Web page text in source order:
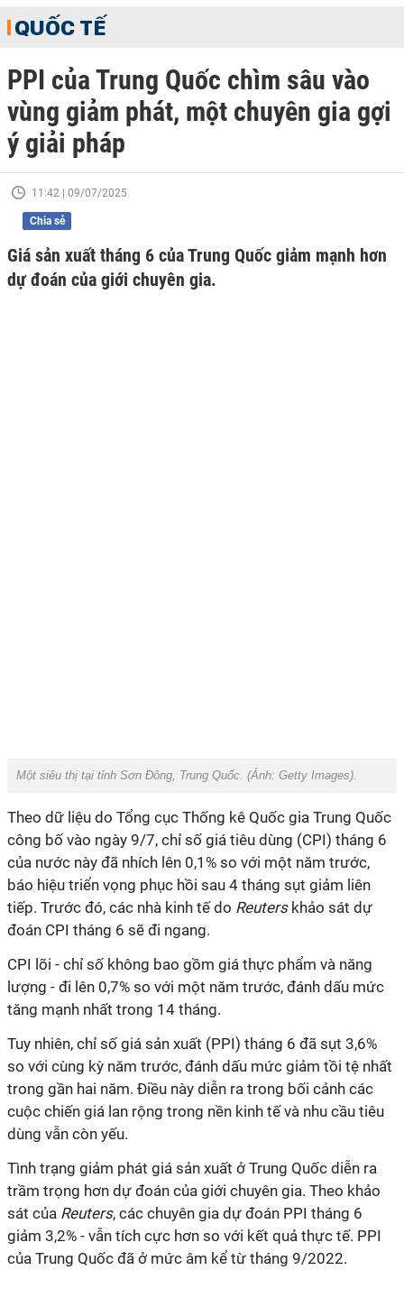
QUỐC TẾ
PPI của Trung Quốc chìm sâu vào
vùng giảm phát, một chuyên gia gợi
ý giải pháp
11:42 | 09/07/2025
Chia sẻ
Giá sản xuất tháng 6 của Trung Quốc giảm mạnh hơn
dự đoán của giới chuyên gia.
Một siêu thị tại tỉnh Sơn Đông, Trung Quốc. (Ảnh: Getty Images).
Theo dữ liệu do Tổng cục Thống kê Quốc gia Trung Quốc
công bố vào ngày 9/7, chỉ số giá tiêu dùng (CPI) tháng 6
của nước này đã nhích lên 0,1% so với một năm trước,
báo hiệu triển vọng phục hồi sau 4 tháng sụt giảm liên
tiếp. Trước đó, các nhà kinh tế do Reuterskhảo sát dự
đoán CPI tháng 6 sẽ đi ngang.
CPI lõi - chỉ số không bao gồm giá thực phẩm và năng
lượng - đi lên 0,7% so với một năm trước, đánh dấu mức
tăng mạnh nhất trong 14 tháng.
Tuy nhiên, chỉ số giá sản xuất (PPI) tháng 6 đã sụt 3,6%
so với cùng kỳ năm trước, đánh dấu mức giảm tồi tệ nhất
trong gần hai năm. Điều này diễn ra trong bối cảnh các
cuộc chiến giá lan rộng trong nền kinh tế và nhu cầu tiêu
dùng vẫn còn yếu.
Tình trạng giảm phát giá sản xuất ở Trung Quốc diễn ra
trầm trọng hơn dự đoán của giới chuyên gia. Theo khảo
sát của Reuters, các chuyên gia dự đoán PPI tháng 6
giảm 3,2% - vẫn tích cực hơn so với kết quả thực tế. PPI
của Trung Quốc đã ở mức âm kể từ tháng 9/2022.